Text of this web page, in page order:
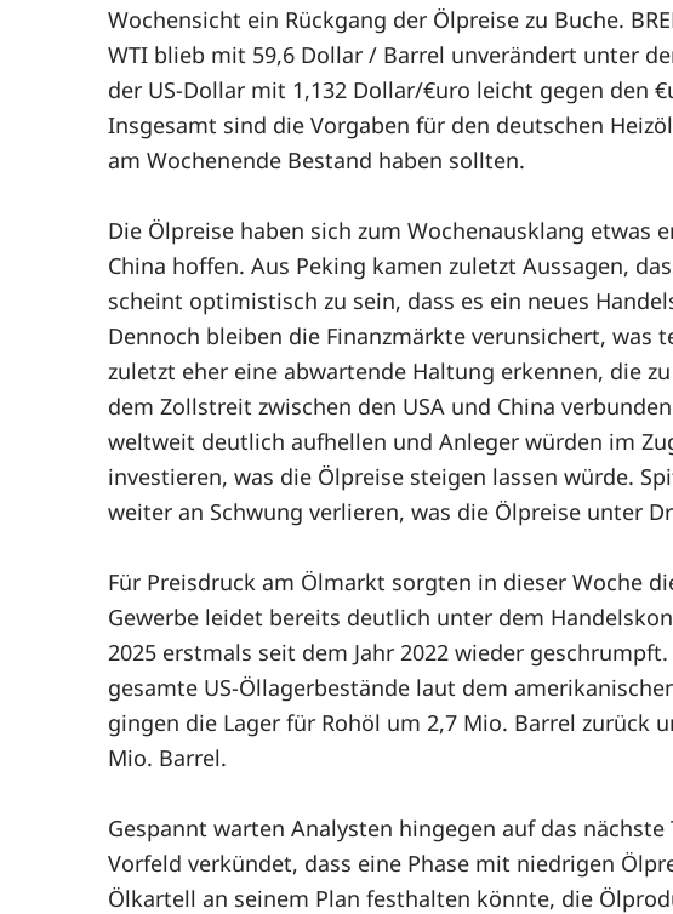
Wochensicht ein Rückgang der Ölpreise zu Buche.
WTI blieb mit 59,6 Dollar / Barrel unverändert unter
der US-Dollar mit 1,132 Dollar/€uro leicht gegen den
Insgesamt sind die Vorgaben für den deutschen
am Wochenende Bestand haben sollten.
Die Ölpreise haben sich zum Wochenausklang etwas
China hoffen. Aus Peking kamen zuletzt Aussagen,
scheint optimistisch zu sein, dass es ein neues
Dennoch bleiben die Finanzmärkte verunsichert, was
zuletzt eher eine abwartende Haltung erkennen, die
dem Zollstreit zwischen den USA und China
weltweit deutlich aufhellen und Anleger würden im
investieren, was die Ölpreise steigen lassen würde.
weiter an Schwung verlieren, was die Ölpreise unter
Für Preisdruck am Ölmarkt sorgten in dieser Woche
Gewerbe leidet bereits deutlich unter dem
2025 erstmals seit dem Jahr 2022 wieder
gesamte US-Öllagerbestände laut dem
gingen die Lager für Rohöl um 2,7 Mio. Barrel zurück
Mio. Barrel.
Gespannt warten Analysten hingegen auf das nächste
Vorfeld verkündet, dass eine Phase mit niedrigen
Ölkartell an seinem Plan festhalten könnte, die